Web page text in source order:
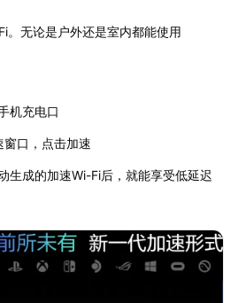
。无论是户外还是室内都能使用
机充电口
口，点击加速
生成的加速Wi-Fi后，就能享受低延迟